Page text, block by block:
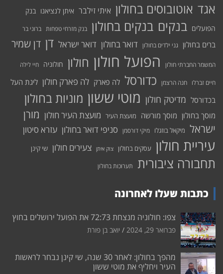
אגד אוטובוסים בחולון איתי זילבר איתן לנציאנו בנק
הפועלים בנקים בנקים בחולון בנק מזרחי טפחות ברוני בר
ברים בחולון גני ילדים בחולון דואר בחולון דואר ישראל דן דן שמיר
המשמר החברתי חולון הפועל חולון חולון חולוניה חיי לילה
חיים זברלו חנה הרצמן כדורסל לה פארק לה פארק חולון ליגת העל
בכדורסל מדיטק חולון מוטי ששון מוניות בחולון
מוסך בחולון מוסך מורשה מועצת העיר מועצת העיר חולון מורן
ישראל מיקאל בוזגלו מיקי דורסמן סניפי דואר בחולון עזרא סיטון
עיריית חולון עסקים בחולון צוק איתן צעירים חולון שי קינן
תחבורה ציבורית תערוכות בחולון
כתבות שעלו לאחרונה
צפו: חולוניה מנצחת 72:73 את הפועל ירושלים בחוץ
פברואר 29, 2024 יואב בן פורת
מהפך בחולון: לאחר 30 שנה, שי קינן נבחר לראשות
העיר ויחליף את מוטי ששון